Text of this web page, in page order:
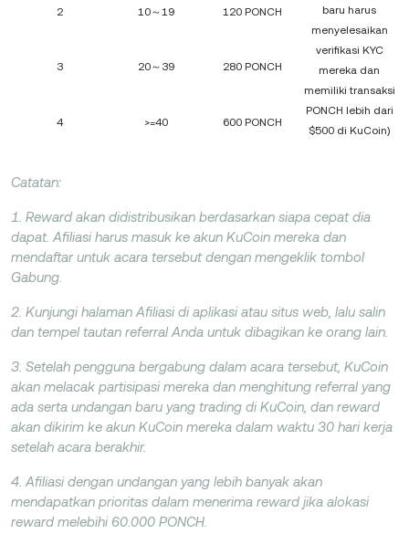
baru harus
menyelesaikan
verifikasi KYC
mereka dan
memiliki transaksi
PONCH lebih dari
$500 di KuCoin)
2 10～19 120 PONCH
3 20～39 280 PONCH
4 >=40 600 PONCH
Catatan:
1. Reward akan didistribusikan berdasarkan siapa cepat dia
dapat. Afiliasi harus masuk ke akun KuCoin mereka dan
mendaftar untuk acara tersebut dengan mengeklik tombol
Gabung.
2. Kunjungi halaman Afiliasi di aplikasi atau situs web, lalu salin
dan tempel tautan referral Anda untuk dibagikan ke orang lain.
3. Setelah pengguna bergabung dalam acara tersebut, KuCoin
akan melacak partisipasi mereka dan menghitung referral yang
ada serta undangan baru yang trading di KuCoin, dan reward
akan dikirim ke akun KuCoin mereka dalam waktu 30 hari kerja
setelah acara berakhir.
4. Afiliasi dengan undangan yang lebih banyak akan
mendapatkan prioritas dalam menerima reward jika alokasi
reward melebihi 60.000 PONCH.